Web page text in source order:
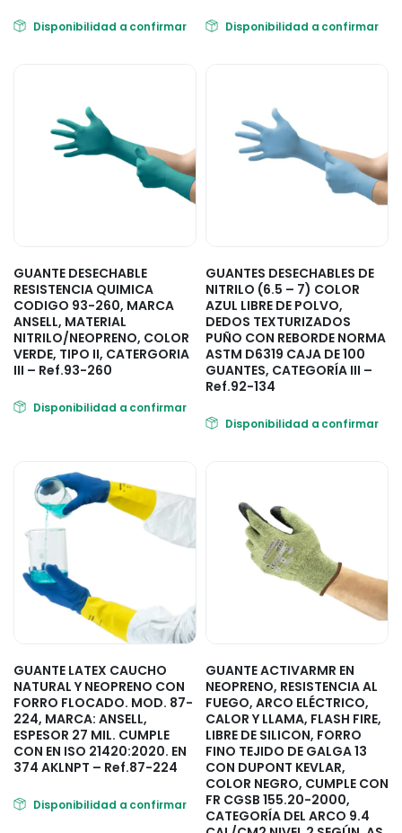
Disponibilidad a confirmar Disponibilidad a confirmar
GUANTE DESECHABLE
RESISTENCIA QUIMICA
CODIGO 93-260, MARCA
ANSELL, MATERIAL
NITRILO/NEOPRENO, COLOR
VERDE, TIPO II, CATERGORIA
III – Ref.93-260
Disponibilidad a confirmar
GUANTES DESECHABLES DE
NITRILO (6.5 – 7) COLOR
AZUL LIBRE DE POLVO,
DEDOS TEXTURIZADOS
PUÑO CON REBORDE NORMA
ASTM D6319 CAJA DE 100
GUANTES, CATEGORÍA III –
Ref.92-134
Disponibilidad a confirmar
GUANTE LATEX CAUCHO
NATURAL Y NEOPRENO CON
FORRO FLOCADO. MOD. 87-
224, MARCA: ANSELL,
ESPESOR 27 MIL. CUMPLE
CON EN ISO 21420:2020. EN
374 AKLNPT – Ref.87-224
Disponibilidad a confirmar
GUANTE ACTIVARMR EN
NEOPRENO, RESISTENCIA AL
FUEGO, ARCO ELÉCTRICO,
CALOR Y LLAMA, FLASH FIRE,
LIBRE DE SILICON, FORRO
FINO TEJIDO DE GALGA 13
CON DUPONT KEVLAR,
COLOR NEGRO, CUMPLE CON
FR CGSB 155.20-2000,
CATEGORÍA DEL ARCO 9.4